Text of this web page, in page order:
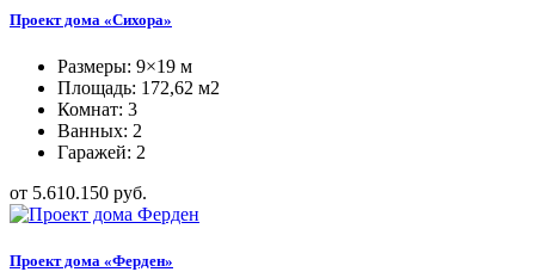
Проект дома «Сихора»
Размеры: 9×19 м
Площадь: 172,62 м2
Комнат: 3
Ванных: 2
Гаражей: 2
от 5.610.150 руб.
Проект дома «Ферден»